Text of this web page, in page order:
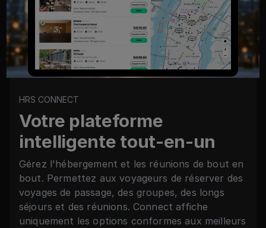
HRS CONNECT
Votre plateforme
intelligente tout-en-un
Gérez l'hébergement et les réunions de bout en
bout. Permettez aux voyageurs de réserver des
voyages de passage, des groupes, des longs
séjours et des réunions. Connect affiche
uniquement les options conformes aux meilleurs